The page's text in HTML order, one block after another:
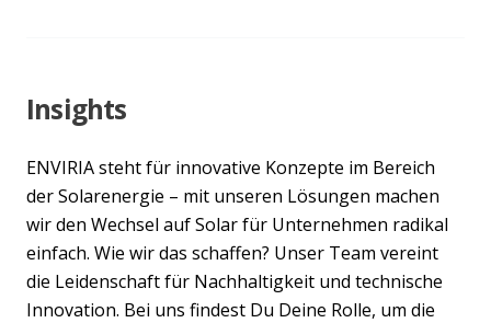
Insights
ENVIRIA steht für innovative Konzepte im Bereich
der Solarenergie – mit unseren Lösungen machen
wir den Wechsel auf Solar für Unternehmen radikal
einfach. Wie wir das schaffen? Unser Team vereint
die Leidenschaft für Nachhaltigkeit und technische
Innovation. Bei uns findest Du Deine Rolle, um die